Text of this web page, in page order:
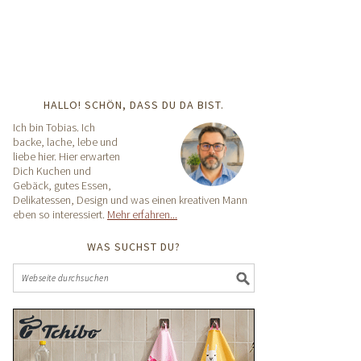
HALLO! SCHÖN, DASS DU DA BIST.
Ich bin Tobias. Ich
backe, lache, lebe und
liebe hier. Hier erwarten
Dich Kuchen und
Gebäck, gutes Essen,
Delikatessen, Design und was einen kreativen Mann
eben so interessiert. Mehr erfahren...
WAS SUCHST DU?